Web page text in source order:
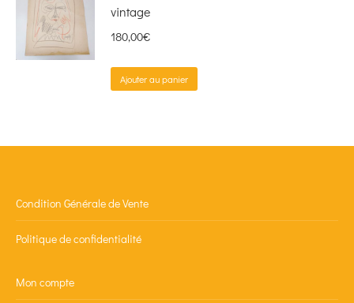
vintage
180,00€
Ajouter au panier
Condition Générale de Vente
Politique de confidentialité
Mon compte